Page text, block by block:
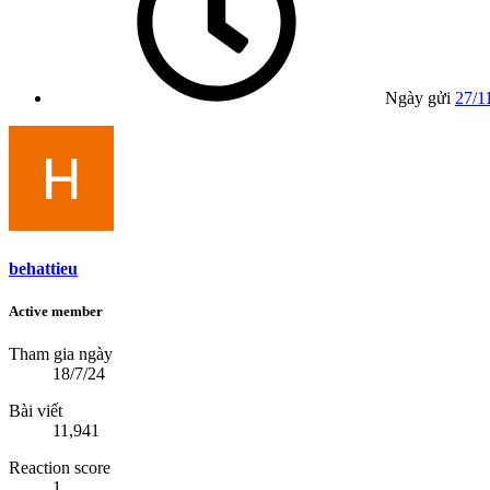
Ngày gửi 27/
behattieu
Active member
Tham gia ngày
18/7/24
Bài viết
11,941
Reaction score